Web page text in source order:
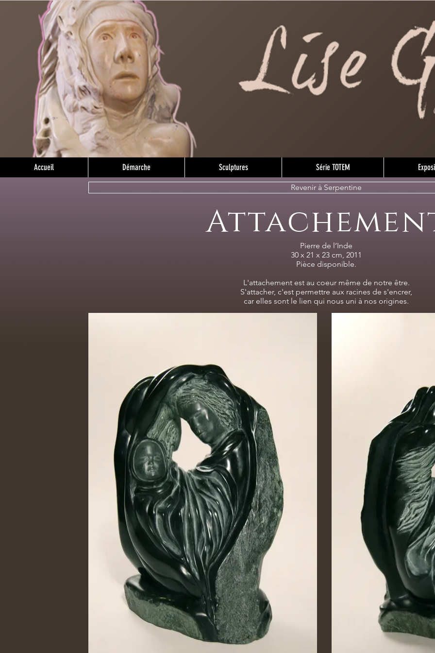
Accueil Démarche Sculptures Série TOTEM
Revenir à Serpentine
Pierre de l’Inde
30 x 21 x 23 cm, 2011
Pièce disponible.
L'attachement est au coeur même de notre être.
S'attacher, c'est permettre aux racines de s'encrer,
car elles sont le lien qui nous uni à nos origines.